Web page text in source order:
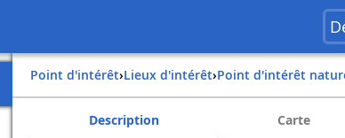
Point d'intérêt› Lieux d'intérêt› Point d'intérêt
Description Carte